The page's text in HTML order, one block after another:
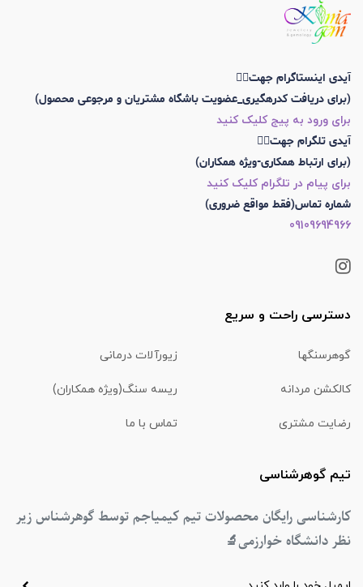
آیدی اینستاگرام جهت👇🏼
(برای دریافت کدرهگیری_عضویت باشگاه مشتریان و مرجوعی محصول)
برای ورود به پیج کلیک کنید
آیدی تلگرام جهت👇🏼
(برای ارتباط همکاری-ویژه همکاران)
برای پیام در تلگرام کلیک کنید
شماره تماس(فقط مواقع ضروری)
09109694966
دسترسی راحت و سریع
گوهرسنگها زیورآلات درمانی
کالکشن مردانه ریسه سنگ(ویژه همکاران)
رضایت مشتری تماس با ما
تیم گوهرشناسی
کارشناسی رایگان محصولات تیم کیمیاجم توسط گوهرشناس زیر
نظر دانشگاه خوارزمی🔬